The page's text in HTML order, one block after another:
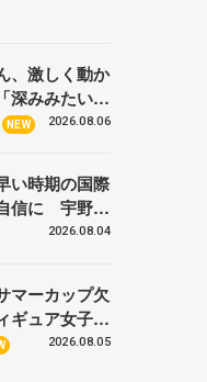
、激しく動か
深みみたいな
ている？」
んと和気あい
NEW 2026.08.06
い時期の国際
信に 宇野昌
に思っている
リー】
2026.08.04
マーカップ欠
ュア女子2
2026.08.05